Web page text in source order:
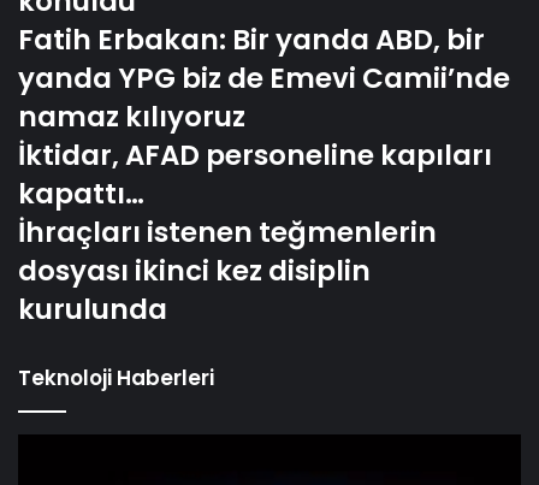
Fatih Erbakan: Bir yanda ABD, bir
yanda YPG biz de Emevi Camii’nde
namaz kılıyoruz
İktidar, AFAD personeline kapıları
kapattı…
İhraçları istenen teğmenlerin
dosyası ikinci kez disiplin
kurulunda
Teknoloji Haberleri